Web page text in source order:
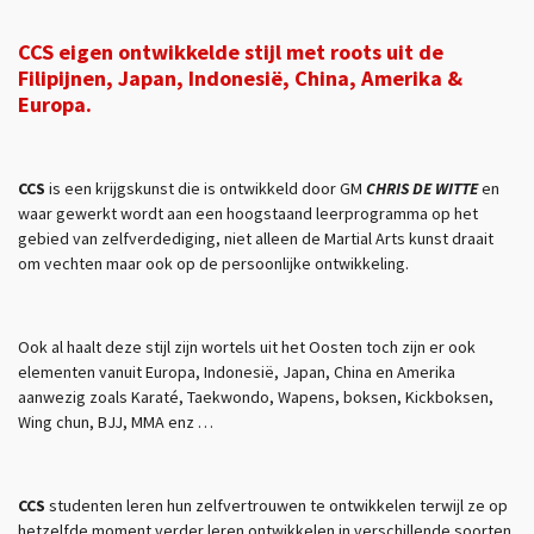
CCS eigen ontwikkelde stijl met roots uit de
Filipijnen, Japan, Indonesië, China, Amerika &
Europa.
CCS is een krijgskunst die is ontwikkeld door GM CHRIS DE WITTEen
waar gewerkt wordt aan een hoogstaand leerprogramma op het
gebied van zelfverdediging, niet alleen de Martial Arts kunst draait
om vechten maar ook op de persoonlijke ontwikkeling.
Ook al haalt deze stijl zijn wortels uit het Oosten toch zijn er ook
elementen vanuit Europa, Indonesië, Japan, China en Amerika
aanwezig zoals Karaté, Taekwondo, Wapens, boksen, Kickboksen,
Wing chun, BJJ, MMA enz …
CCS studenten leren hun zelfvertrouwen te ontwikkelen terwijl ze op